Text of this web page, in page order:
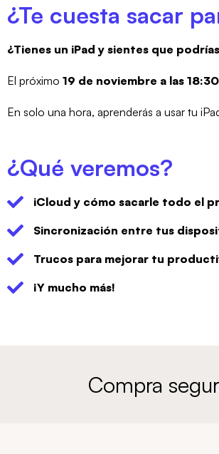
¿Te cuesta sacar
¿Tienes un iPad y sientes que
El próximo 19 de noviembre a las
En solo una hora, aprenderás a usar tu
¿Qué veremos?
iCloud y cómo sacarle todo el
Sincronización entre tus
Trucos para mejorar tu
¡Y mucho más!
Compra